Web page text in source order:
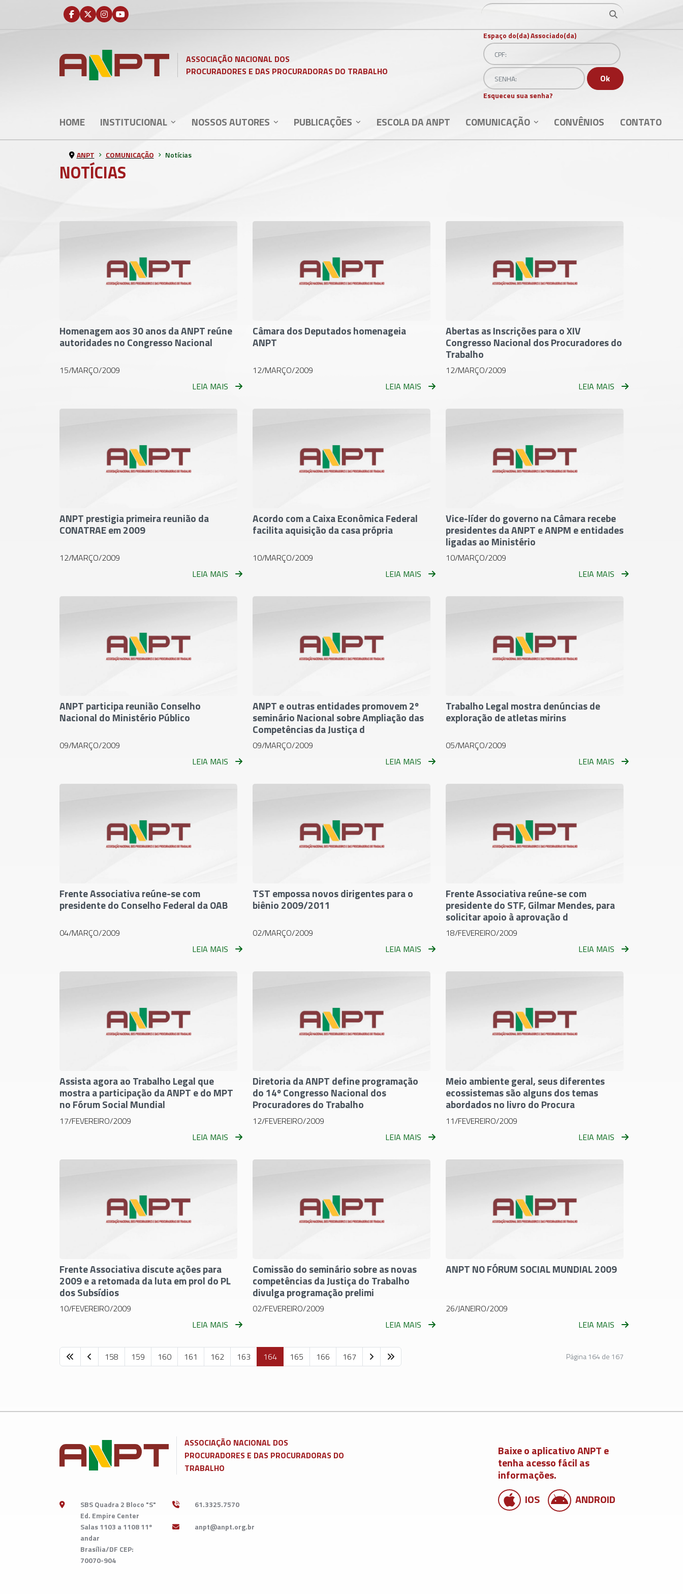
Ir para o resultado
ASSOCIAÇÃO NACIONAL DOS
PROCURADORES E DAS PROCURADORAS DO TRABALHO
Espaço do(da) Associado(da)
CPF:
Senha
Ok
Esqueceu sua senha?
HOME INSTITUCIONAL NOSSOS AUTORES PUBLICAÇÕES ESCOLA DA ANPT COMUNICAÇÃO CONVÊNIOS CONTATO
NOTÍCIAS
ANPT COMUNICAÇÃO Notícias
Homenagem aos 30 anos da ANPT reúne
autoridades no Congresso Nacional
15/MARÇO/2009
LEIA MAIS
Câmara dos Deputados homenageia
ANPT
12/MARÇO/2009
LEIA MAIS
Abertas as Inscrições para o XIV
Congresso Nacional dos Procuradores do
Trabalho
12/MARÇO/2009
LEIA MAIS
ANPT prestigia primeira reunião da
CONATRAE em 2009
12/MARÇO/2009
LEIA MAIS
Acordo com a Caixa Econômica Federal
facilita aquisição da casa própria
10/MARÇO/2009
LEIA MAIS
Vice-líder do governo na Câmara recebe
presidentes da ANPT e ANPM e entidades
ligadas ao Ministério
10/MARÇO/2009
LEIA MAIS
ANPT participa reunião Conselho
Nacional do Ministério Público
09/MARÇO/2009
LEIA MAIS
ANPT e outras entidades promovem 2º
seminário Nacional sobre Ampliação das
Competências da Justiça d
09/MARÇO/2009
LEIA MAIS
Trabalho Legal mostra denúncias de
exploração de atletas mirins
05/MARÇO/2009
LEIA MAIS
Frente Associativa reúne-se com
presidente do Conselho Federal da OAB
04/MARÇO/2009
LEIA MAIS
TST empossa novos dirigentes para o
biênio 2009/2011
02/MARÇO/2009
LEIA MAIS
Frente Associativa reúne-se com
presidente do STF, Gilmar Mendes, para
solicitar apoio à aprovação d
18/FEVEREIRO/2009
LEIA MAIS
Assista agora ao Trabalho Legal que
mostra a participação da ANPT e do MPT
no Fórum Social Mundial
17/FEVEREIRO/2009
LEIA MAIS
Diretoria da ANPT define programação
do 14º Congresso Nacional dos
Procuradores do Trabalho
12/FEVEREIRO/2009
LEIA MAIS
Meio ambiente geral, seus diferentes
ecossistemas são alguns dos temas
abordados no livro do Procura
11/FEVEREIRO/2009
LEIA MAIS
Frente Associativa discute ações para
2009 e a retomada da luta em prol do PL
dos Subsídios
10/FEVEREIRO/2009
LEIA MAIS
Comissão do seminário sobre as novas
competências da Justiça do Trabalho
divulga programação prelimi
02/FEVEREIRO/2009
LEIA MAIS
ANPT NO FÓRUM SOCIAL MUNDIAL 2009
26/JANEIRO/2009
LEIA MAIS
158 159 160 161 162 163 164 165 166 167 Página 164 de 167
ASSOCIAÇÃO NACIONAL DOS
PROCURADORES E DAS PROCURADORAS DO
TRABALHO
SBS Quadra 2 Bloco "S"
Ed. Empire Center
Salas 1103 a 1108 11º
andar
Brasília/DF CEP:
70070-904
61.3325.7570
Baixe o aplicativo ANPT e
tenha acesso fácil as
informações.
IOS
ANDROID